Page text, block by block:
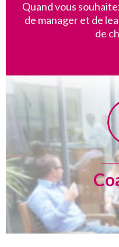
Quand vous
de manager et de
de